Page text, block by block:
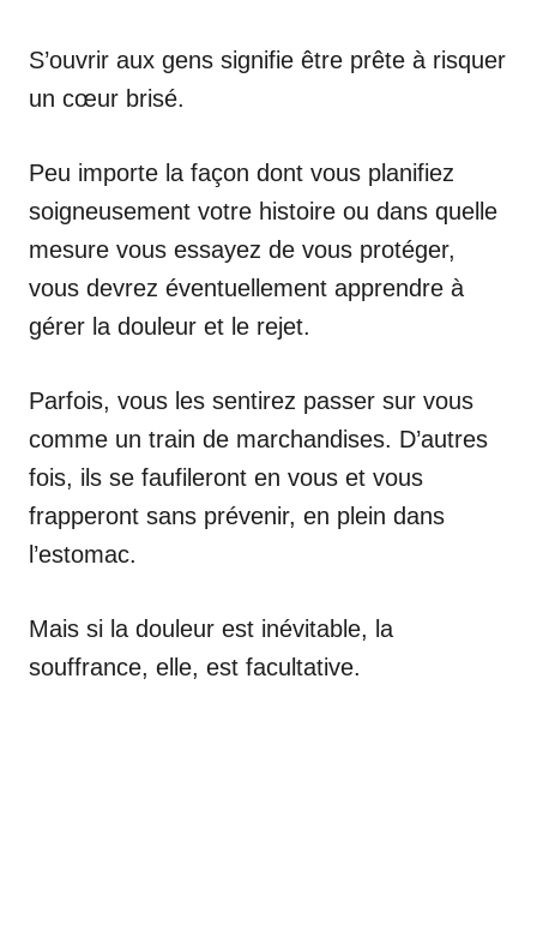
S’ouvrir aux gens signifie être prête à risquer
un cœur brisé.
Peu importe la façon dont vous planifiez
soigneusement votre histoire ou dans quelle
mesure vous essayez de vous protéger,
vous devrez éventuellement apprendre à
gérer la douleur et le rejet.
Parfois, vous les sentirez passer sur vous
comme un train de marchandises. D’autres
fois, ils se faufileront en vous et vous
frapperont sans prévenir, en plein dans
l’estomac.
Mais si la douleur est inévitable, la
souffrance, elle, est facultative.